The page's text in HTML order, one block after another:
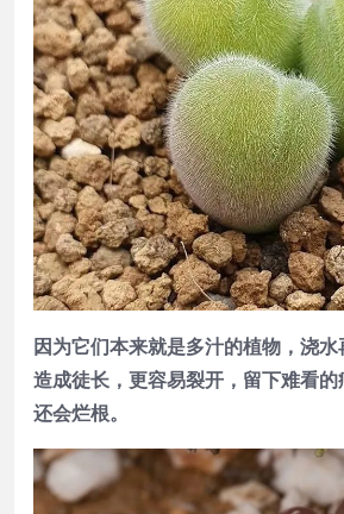
因为它们本来就是多汁的植物，浇
造成徒长，更容易裂开，留下难看
还会烂根。